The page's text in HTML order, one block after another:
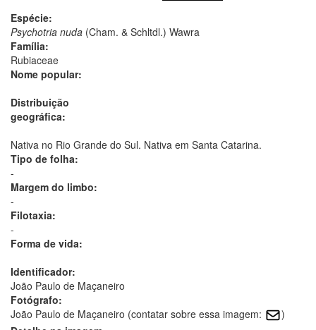
Espécie:
Psychotria nuda (Cham. & Schltdl.) Wawra
Família:
Rubiaceae
Nome popular:
Distribuição
geográfica:
Nativa no Rio Grande do Sul. Nativa em Santa Catarina.
Tipo de folha:
-
Margem do limbo:
-
Filotaxia:
-
Forma de vida:
Identificador:
João Paulo de Maçaneiro
Fotógrafo:
João Paulo de Maçaneiro (contatar sobre essa imagem:
)